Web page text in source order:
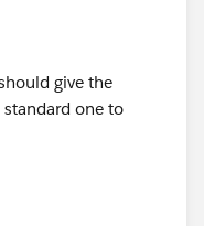
give the
one to